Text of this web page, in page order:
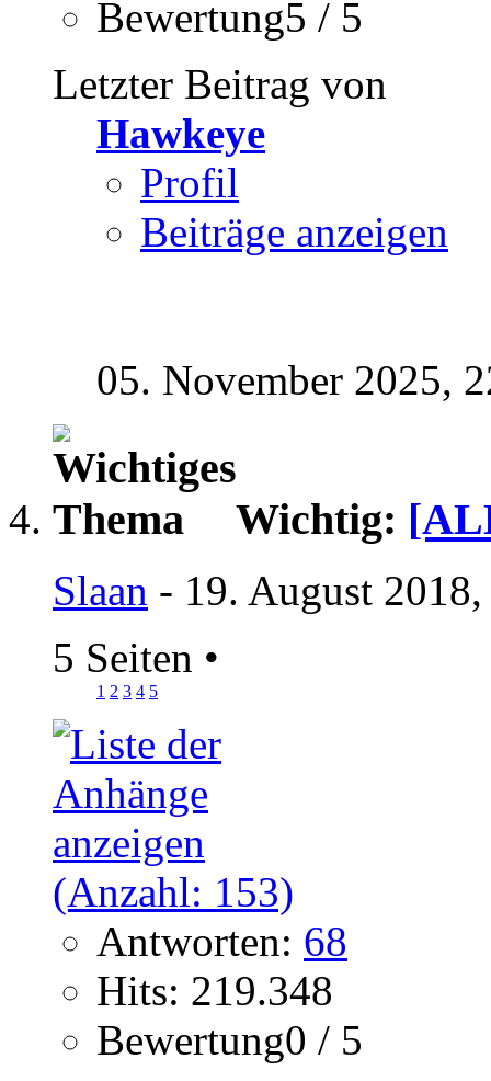
Bewertung5 / 5
Letzter Beitrag von
Hawkeye
Profil
Beiträge anzeigen
05. November 2025,
Wichtig:
Slaan - 19. August
5 Seiten •
1 2 3 4 5
Antworten: 68
Hits: 219.348
Bewertung0 / 5